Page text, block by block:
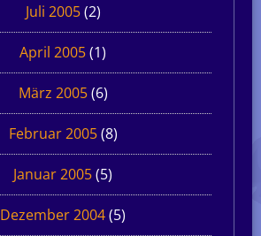
Juli 2005(2)
April 2005(1)
März 2005(6)
Februar 2005(8)
Januar 2005(5)
Dezember 2004(5)